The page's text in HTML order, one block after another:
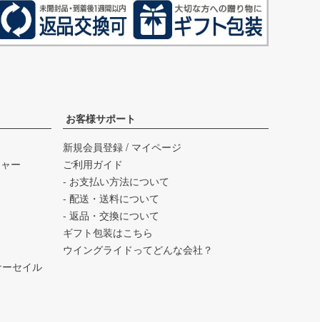
ー
セイル
お客様サポート
新規会員登録 / マイページ
ご利用ガイド
- お支払い方法について
- 配送・送料について
- 返品・交換について
ギフト包装はこちら
ウイングライドってどんな会社？